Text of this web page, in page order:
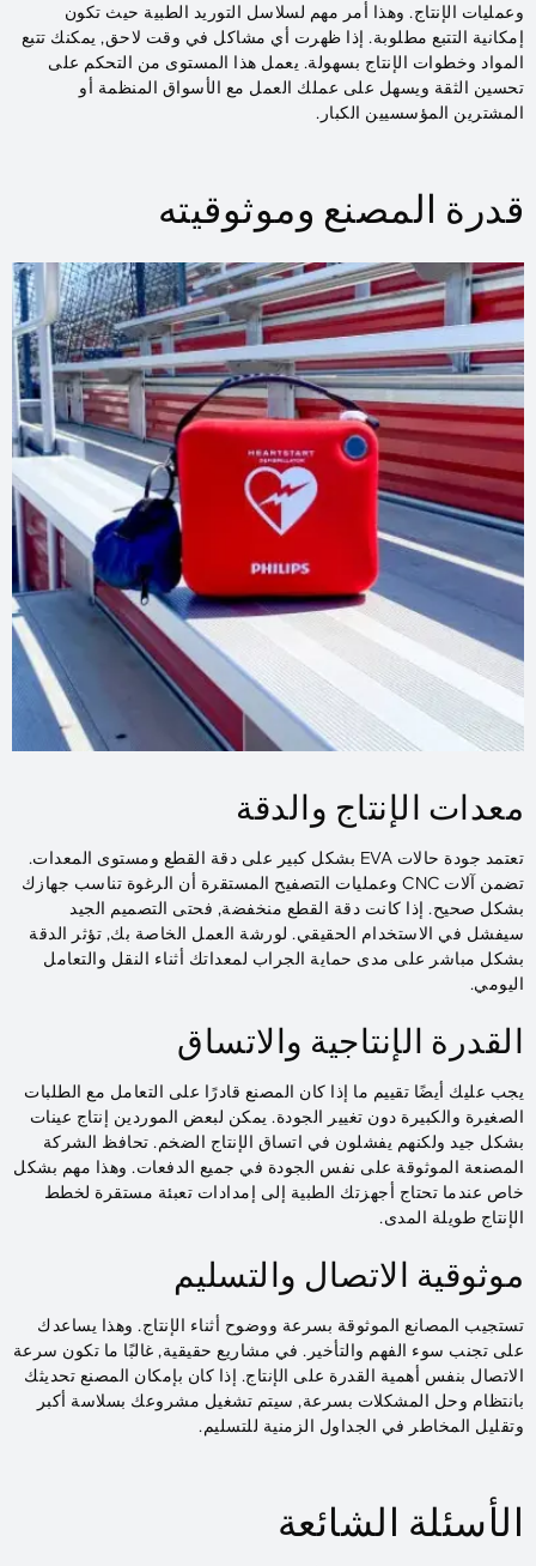
وعمليات الإنتاج. وهذا أمر مهم لسلاسل التوريد الطبية حيث تكون
إمكانية التتبع مطلوبة. إذا ظهرت أي مشاكل في وقت لاحق, يمكنك تتبع
المواد وخطوات الإنتاج بسهولة. يعمل هذا المستوى من التحكم على
تحسين الثقة ويسهل على عملك العمل مع الأسواق المنظمة أو
المشترين المؤسسيين الكبار.
قدرة المصنع وموثوقيته
معدات الإنتاج والدقة
تعتمد جودة حالات EVA بشكل كبير على دقة القطع ومستوى المعدات.
تضمن آلات CNC وعمليات التصفيح المستقرة أن الرغوة تناسب جهازك
بشكل صحيح. إذا كانت دقة القطع منخفضة, فحتى التصميم الجيد
سيفشل في الاستخدام الحقيقي. لورشة العمل الخاصة بك, تؤثر الدقة
بشكل مباشر على مدى حماية الجراب لمعداتك أثناء النقل والتعامل
اليومي.
القدرة الإنتاجية والاتساق
يجب عليك أيضًا تقييم ما إذا كان المصنع قادرًا على التعامل مع الطلبات
الصغيرة والكبيرة دون تغيير الجودة. يمكن لبعض الموردين إنتاج عينات
بشكل جيد ولكنهم يفشلون في اتساق الإنتاج الضخم. تحافظ الشركة
المصنعة الموثوقة على نفس الجودة في جميع الدفعات. وهذا مهم بشكل
خاص عندما تحتاج أجهزتك الطبية إلى إمدادات تعبئة مستقرة لخطط
الإنتاج طويلة المدى.
موثوقية الاتصال والتسليم
تستجيب المصانع الموثوقة بسرعة ووضوح أثناء الإنتاج. وهذا يساعدك
على تجنب سوء الفهم والتأخير. في مشاريع حقيقية, غالبًا ما تكون سرعة
الاتصال بنفس أهمية القدرة على الإنتاج. إذا كان بإمكان المصنع تحديثك
بانتظام وحل المشكلات بسرعة, سيتم تشغيل مشروعك بسلاسة أكبر
وتقليل المخاطر في الجداول الزمنية للتسليم.
الأسئلة الشائعة